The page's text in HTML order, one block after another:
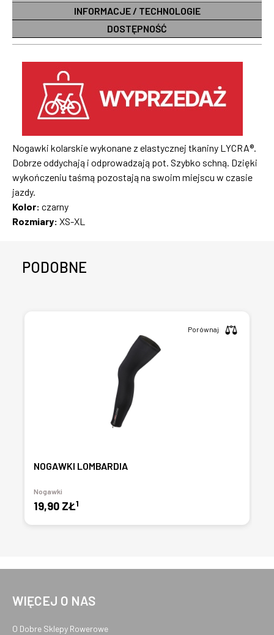
INFORMACJE / TECHNOLOGIE
DOSTĘPNOŚĆ
Nogawki kolarskie wykonane z elastycznej tkaniny LYCRA®.
Dobrze oddychają i odprowadzają pot. Szybko schną. Dzięki
wykończeniu taśmą pozostają na swoim miejscu w czasie
jazdy.
Kolor: czarny
Rozmiary: XS-XL
PODOBNE
NOGAWKI LOMBARDIA
Nogawki
19,90 ZŁ1
Porównaj
WIĘCEJ O NAS
O Dobre Sklepy Rowerowe